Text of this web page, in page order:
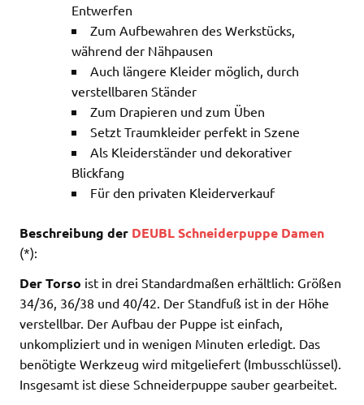
Entwerfen
Zum Aufbewahren des Werkstücks,
während der Nähpausen
Auch längere Kleider möglich, durch
verstellbaren Ständer
Zum Drapieren und zum Üben
Setzt Traumkleider perfekt in Szene
Als Kleiderständer und dekorativer
Blickfang
Für den privaten Kleiderverkauf
Beschreibung der DEUBL Schneiderpuppe Damen
(*):
Der Torso ist in drei Standardmaßen erhältlich: Größen
34/36, 36/38 und 40/42. Der Standfuß ist in der Höhe
verstellbar. Der Aufbau der Puppe ist einfach,
unkompliziert und in wenigen Minuten erledigt. Das
benötigte Werkzeug wird mitgeliefert (Imbusschlüssel).
Insgesamt ist diese Schneiderpuppe sauber gearbeitet.